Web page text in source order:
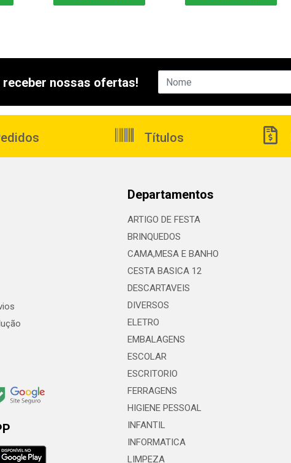
nossas ofertas!
Títulos
Departamentos
ARTIGO DE FESTA
BRINQUEDOS
CAMA,MESA E BANHO
CESTA BASICA 12
DESCARTAVEIS
DIVERSOS
ELETRO
EMBALAGENS
ESCOLAR
ESCRITORIO
FERRAGENS
HIGIENE PESSOAL
INFANTIL
INFORMATICA
LIMPEZA